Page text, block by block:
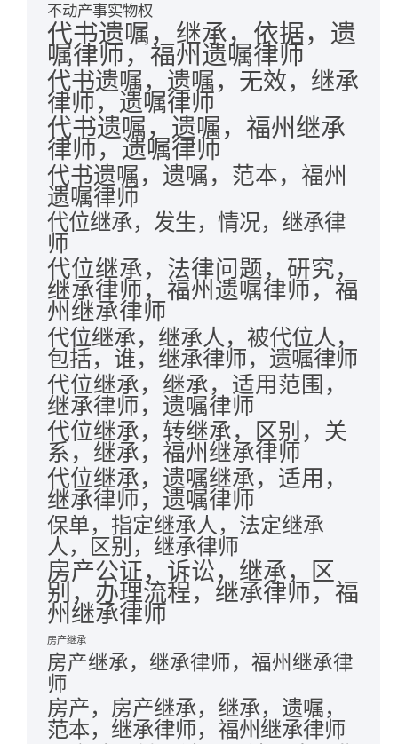
不动产事实物权
代书遗嘱，继承，依据，遗
嘱律师，福州遗嘱律师
代书遗嘱，遗嘱，无效，继承
律师，遗嘱律师
代书遗嘱，遗嘱，福州继承
律师，遗嘱律师
代书遗嘱，遗嘱，范本，福州
遗嘱律师
代位继承，发生，情况，继承律
师
代位继承，法律问题，研究，
继承律师，福州遗嘱律师，福
州继承律师
代位继承，继承人，被代位人，
包括，谁，继承律师，遗嘱律师
代位继承，继承，适用范围，
继承律师，遗嘱律师
代位继承，转继承，区别，关
系，继承，福州继承律师
代位继承，遗嘱继承，适用，
继承律师，遗嘱律师
保单，指定继承人，法定继承
人，区别，继承律师
房产公证，诉讼，继承，区
别，办理流程，继承律师，福
州继承律师
房产继承
房产继承，继承律师，福州继承律
师
房产，房产继承，继承，遗嘱，
范本，继承律师，福州继承律师